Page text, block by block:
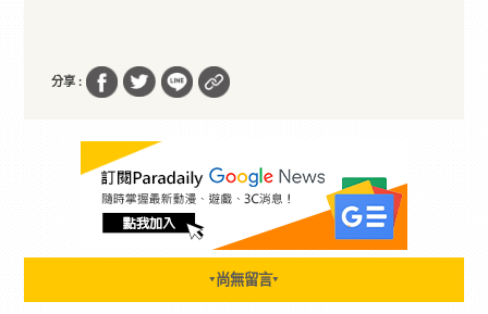
分享 :
▼ 尚無留言▼